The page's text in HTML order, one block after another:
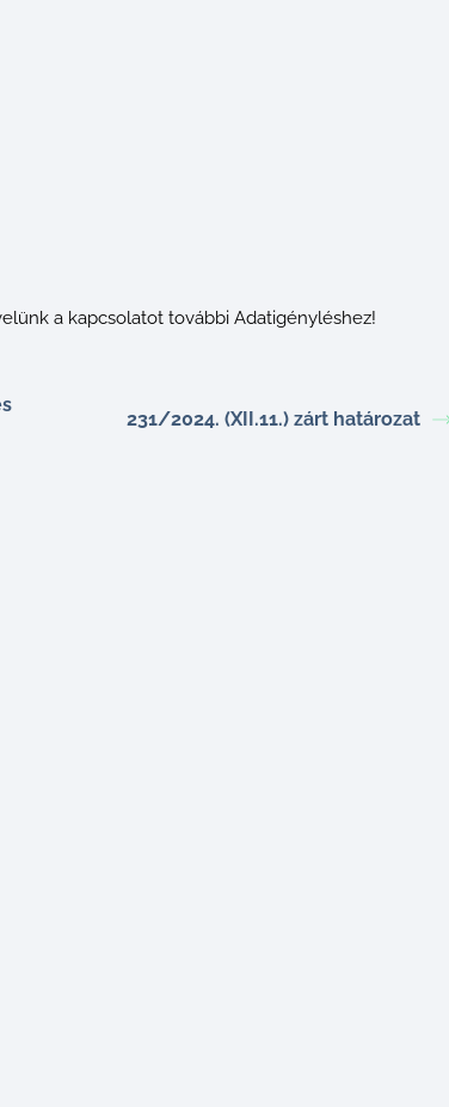
a kapcsolatot további Adatigényléshez!
231/2024. (XII.11.) zárt határozat